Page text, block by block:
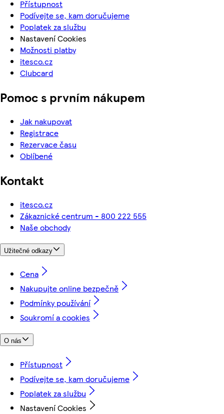
Přístupnost
Podívejte se, kam doručujeme
Poplatek za službu
Nastavení Cookies
Možnosti platby
itesco.cz
Clubcard
Pomoc s prvním nákupem
Jak nakupovat
Registrace
Rezervace času
Oblíbené
Kontakt
itesco.cz
Zákaznické centrum - 800 222 555
Naše obchody
Užitečné odkazy
Cena
Nakupujte online bezpečně
Podmínky používání
Soukromí a cookies
O nás
Přístupnost
Podívejte se, kam doručujeme
Poplatek za službu
Nastavení Cookies